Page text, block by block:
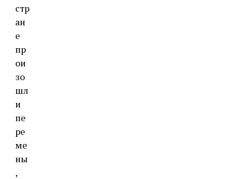
стр
ан
е
пр
ои
зо
шл
и
пе
ре
ме
ны
,